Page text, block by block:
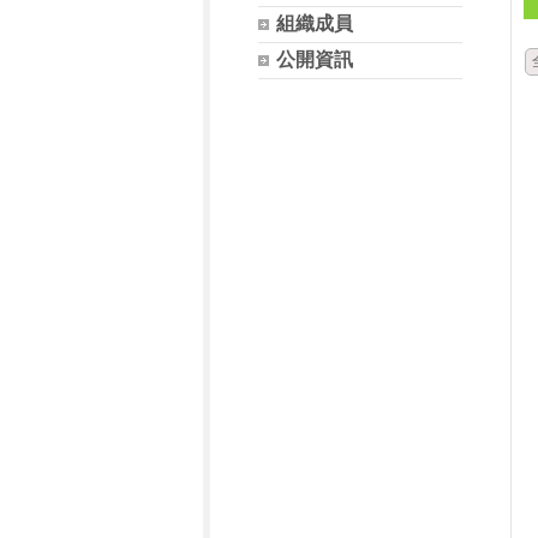
組織成員
公開資訊